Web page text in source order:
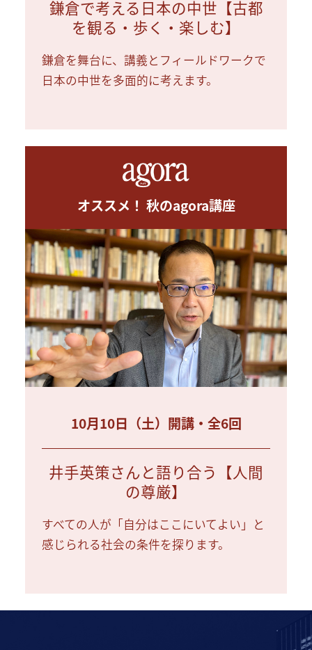
鎌倉で考える日本の中世【古都
を観る・歩く・楽しむ】
鎌倉を舞台に、講義とフィールドワークで
日本の中世を多面的に考えます。
オススメ！ 秋のagora講座
10月10日（土）開講・全6回
井手英策さんと語り合う【人間
の尊厳】
すべての人が「自分はここにいてよい」と
感じられる社会の条件を探ります。